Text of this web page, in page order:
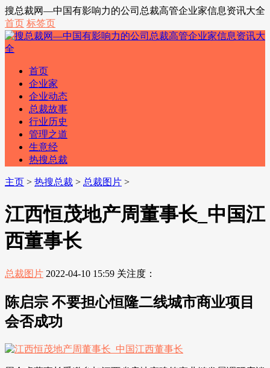
搜总裁网—中国有影响力的公司总裁高管企业家信息资讯大全
首页 标签页
首页
企业家
企业动态
总裁故事
行业历史
管理之道
生意经
热搜总裁
主页 > 热搜总裁 > 总裁图片 >
江西恒茂地产周董事长_中国江
西董事长
总裁图片 2022-04-10 15:59 关注度：
陈启宗 不要担心恒隆二线城市商业项目
会否成功